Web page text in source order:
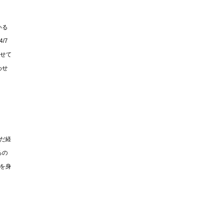
る
7
て
せ
経
の
身